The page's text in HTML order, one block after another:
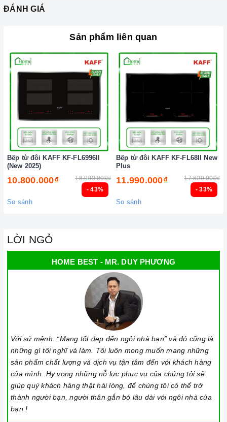
ĐÁNH GIÁ
Sản phẩm liên quan
- 43%
Bếp từ đôi KAFF KF-FL6996II
(New 2025)
10.800.000₫ 18.900.000₫
So sánh
- 33%
Bếp từ đôi KAFF KF-FL68II New
Plus
11.990.000₫ 17.800.000₫
So sánh
LỜI NGỎ
HOME BEST - MR. DUY PHƯƠNG
Với sứ mệnh: “Mang tốt đẹp đến ngôi nhà bạn” và đó cũng là
những gì tôi nghĩ và làm. Tôi luôn mong muốn mang những
sản phẩm chất lượng và dịch vụ tận tâm đến với khách hàng
của mình. Hy vọng những nỗ lực phục vụ của chúng tôi sẽ
giúp quý khách hàng thật hài lòng, để chúng tôi có thể trở
thành người bạn, người thân gắn bó lâu dài với ngôi nhà của
bạn !